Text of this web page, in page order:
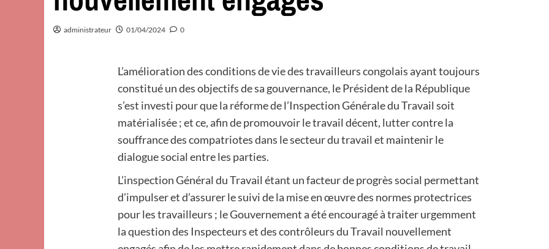
administrateur 01/04/2024 0
L’amélioration des conditions de vie des travailleurs congolais ayant toujours
constitué un des objectifs de sa gouvernance, le Président de la République
s’est investi pour que la réforme de l’Inspection Générale du Travail soit
matérialisée ; et ce, afin de promouvoir le travail décent, lutter contre la
souffrance des compatriotes dans le secteur du travail et maintenir le
dialogue social entre les parties.
L’inspection Général du Travail étant un facteur de progrès social permettant
d’impulser et d’assurer le suivi de la mise en œuvre des normes protectrices
pour les travailleurs ; le Gouvernement a été encouragé à traiter urgemment
la question des Inspecteurs et des contrôleurs du Travail nouvellement